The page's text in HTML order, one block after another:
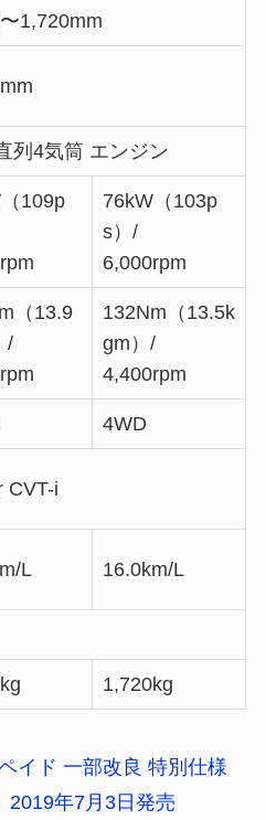
1,720mm
列4気筒 エンジン
109p
76kW（103p
s）/
6,000rpm
（13.9
/
132Nm（13.5k
gm）/
4,400rpm
4WD
CVT-i
L 16.0km/L
1,720kg
イド 一部改良 特別仕様
2019年7月3日発売